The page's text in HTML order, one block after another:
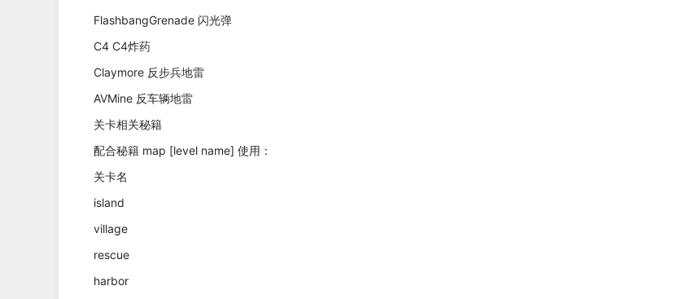
FlashbangGrenade 闪光弹
C4 C4炸药
Claymore 反步兵地雷
AVMine 反车辆地雷
关卡相关秘籍
配合秘籍 map [level name] 使用：
关卡名
island
village
rescue
harbor